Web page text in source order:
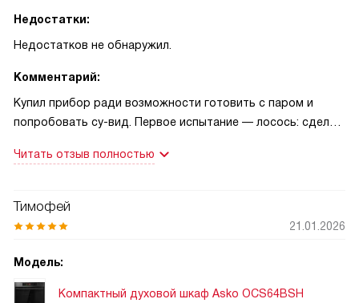
Недостатки:
Недостатков не обнаружил.
Комментарий:
Купил прибор ради возможности готовить с паром и
попробовать су-вид. Первое испытание — лосось: сделал
получилась ровно такой, какой я её люблю — нежной
Первый эмоциональный опыт дал понять, что точность
приготовлений очистка Aqua Clean здорово выручила: пар
без химии. Понравился удобный цветной дисплей и
Читать отзыв полностью
Тимофей
21.01.2026
Модель:
Компактный духовой шкаф Asko OCS64BSH